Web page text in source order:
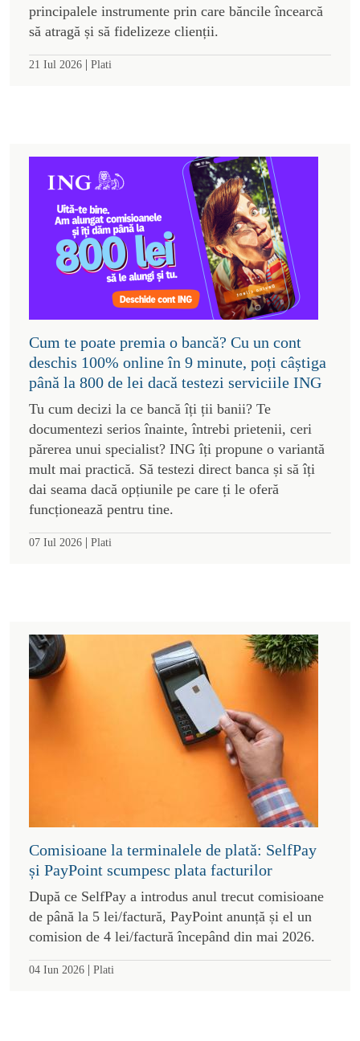
principalele instrumente prin care băncile încearcă
să atragă și să fidelizeze clienții.
21 Iul 2026 | Plati
Cum te poate premia o bancă? Cu un cont
deschis 100% online în 9 minute, poți câștiga
până la 800 de lei dacă testezi serviciile ING
Tu cum decizi la ce bancă îți ții banii? Te
documentezi serios înainte, întrebi prietenii, ceri
părerea unui specialist? ING îți propune o variantă
mult mai practică. Să testezi direct banca și să îți
dai seama dacă opțiunile pe care ți le oferă
funcționează pentru tine.
07 Iul 2026 | Plati
Comisioane la terminalele de plată: SelfPay
și PayPoint scumpesc plata facturilor
După ce SelfPay a introdus anul trecut comisioane
de până la 5 lei/factură, PayPoint anunță și el un
comision de 4 lei/factură începând din mai 2026.
04 Iun 2026 | Plati